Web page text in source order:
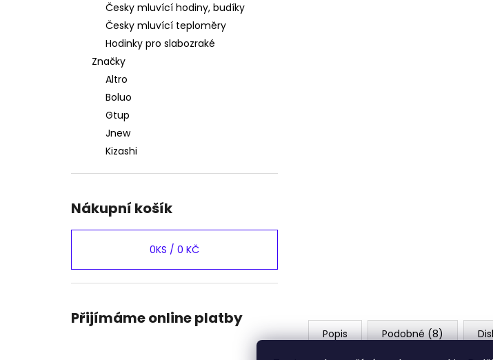
Česky mluvící hodiny, budíky
Česky mluvící teploměry
Hodinky pro slabozraké
Značky
Altro
Boluo
Gtup
Jnew
Kizashi
Nákupní košík
0KS / 0 KČ
Přijímáme online platby
Popis Podobné (8)